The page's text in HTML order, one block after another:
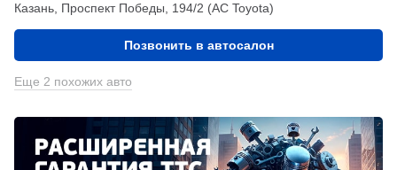
Казань, Проспект Победы, 194/2 (АС Toyota)
Позвонить в автосалон
Еще 2 похожих авто